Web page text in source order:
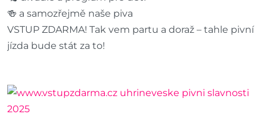
🍻 a samozřejmě naše piva
VSTUP ZDARMA! Tak vem partu a doraž – tahle pivní
jízda bude stát za to!